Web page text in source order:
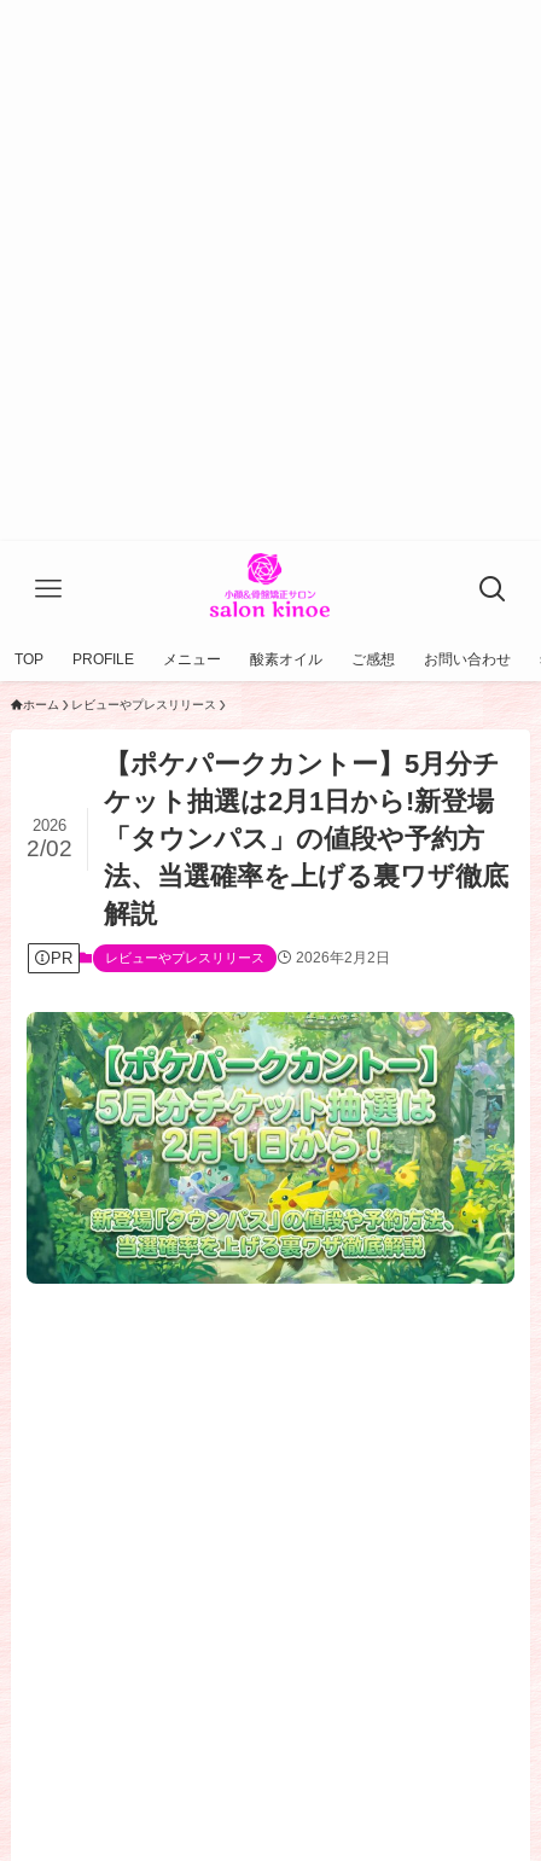
TOP PROFILE メニュー 酸素オイル ご感想 お問い合わせ
ホーム レビューやプレスリリース
【ポケパークカントー】5月分チ
ケット抽選は2月1日から!新登場
「タウンパス」の値段や予約方
法、当選確率を上げる裏ワザ徹底
解説
2026
2/02
PR レビューやプレスリリース 2026年2月2日